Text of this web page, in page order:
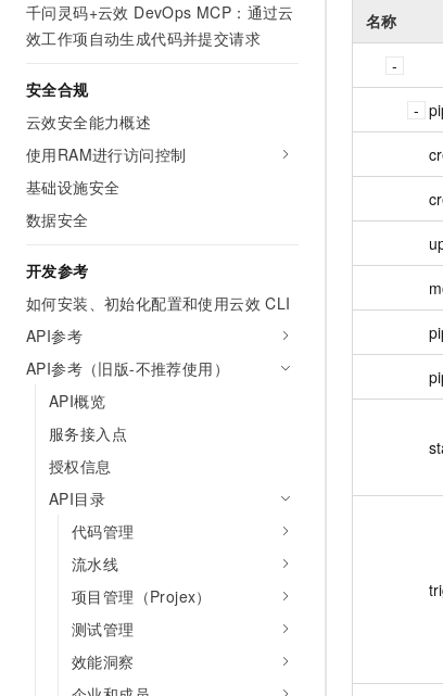
千问灵码+云效 DevOps MCP：通过云
效工作项自动生成代码并提交请求
安全合规
云效安全能力概述
使用RAM进行访问控制
基础设施安全
数据安全
开发参考
如何安装、初始化配置和使用云效 CLI
API参考
API参考（旧版-不推荐使用）
API概览
服务接入点
授权信息
API目录
代码管理
流水线
项目管理（Projex）
测试管理
效能洞察
名称